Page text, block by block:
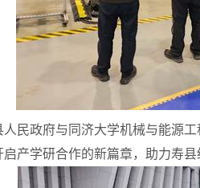
人民政府与同济大学机械与能源
产学研合作的新篇章，助力寿